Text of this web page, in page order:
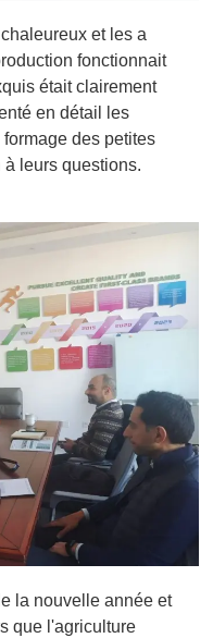
et les a
fonctionnait
était clairement
en détail les
des petites
leurs questions.
la nouvelle année et
que l'agriculture